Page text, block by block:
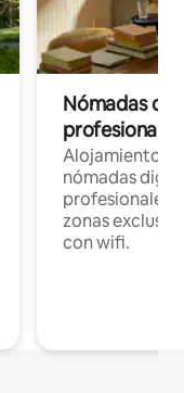
Nómadas
Alojamientos
nómadas
profesionales
zonas
con wifi.